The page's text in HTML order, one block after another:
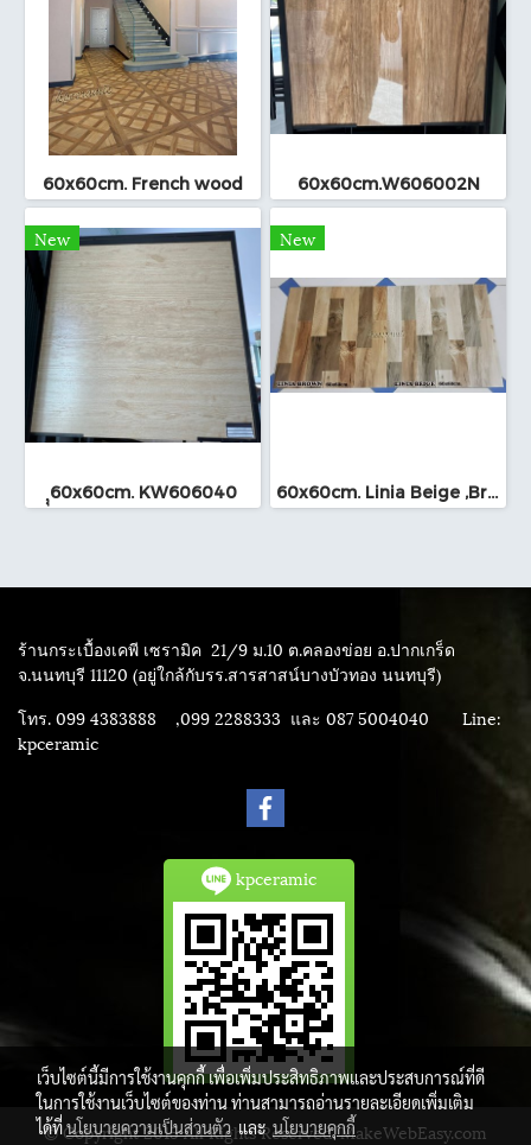
60x60cm. French wood 60x60cm.W606002N
New
ุุ60x60cm. KW606040
New
60x60cm. Linia Beige ,Brown
ร้านกระเบื้องเคพี เซรามิค 21/9 ม.10 ต.คลองข่อย อ.ปากเกร็ด
จ.นนทบุรี 11120 (อยู่ใกล้กับรร.สารสาสน์บางบัวทอง นนทบุรี)
โทร. 099 4383888 ,099 2288333 และ 087 5004040 Line:
kpceramic
kpceramic
© Copyright 2015 All Rights Reserved. MakeWebEasy.com
เว็บไซต์นี้มีการใช้งานคุกกี้ เพื่อเพิ่มประสิทธิภาพและประสบการณ์ที่ดี
ในการใช้งานเว็บไซต์ของท่าน ท่านสามารถอ่านรายละเอียดเพิ่มเติม
ได้ที่นโยบายความเป็นส่วนตัวและนโยบายคุกกี้